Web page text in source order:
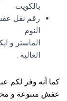
بالكويت
رقم نقل
النوم
الماستر و
العالية .
كما أنه وفر لكم
عفش متنوعة و